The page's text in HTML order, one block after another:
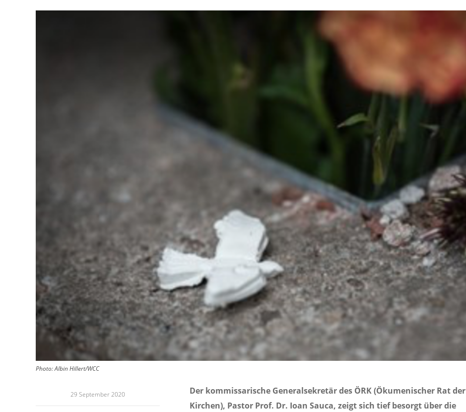
Photo: Albin Hillert/WCC
29 September 2020
Der kommissarische Generalsekretär des ÖRK (Ökumenischer Rat der
Kirchen), Pastor Prof. Dr. Ioan Sauca, zeigt sich tief besorgt über die